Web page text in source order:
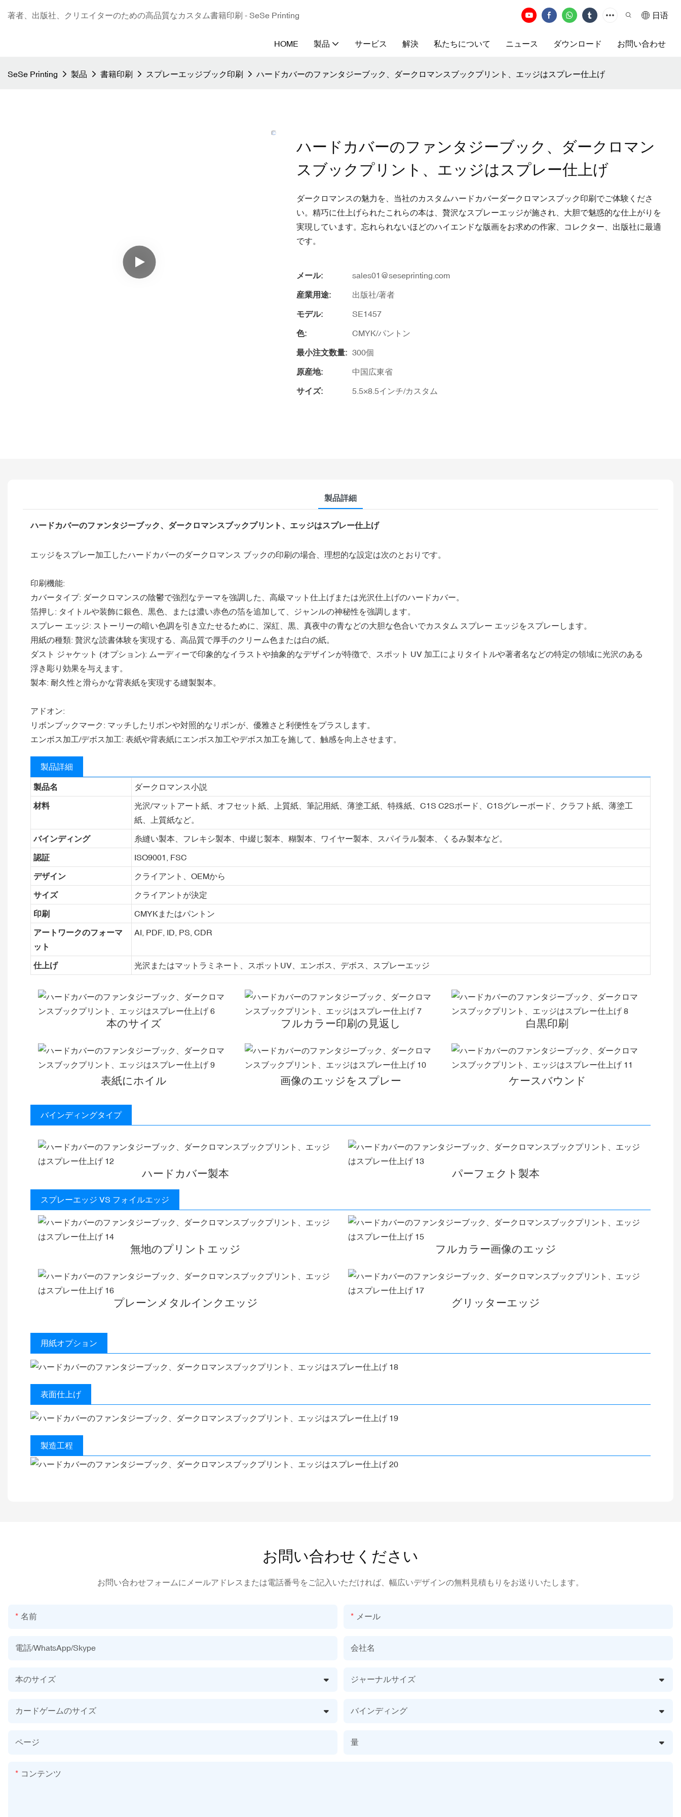
著者、出版社、クリエイターのための高品質なカスタム書籍印刷 - SeSe Printing 日语
HOME 製品 サービス 解決 私たちについて ニュース ダウンロード お問い合わせ
SeSe Printing 製品 書籍印刷 スプレーエッジブック印刷 ハードカバーのファンタジーブック、ダークロマンスブックプリント、エッジはスプレー仕上げ
ハードカバーのファンタジーブック、ダークロマン
スブックプリント、エッジはスプレー仕上げ
ダークロマンスの魅力を、当社のカスタムハードカバーダークロマンスブック印刷でご体験くださ
い。精巧に仕上げられたこれらの本は、贅沢なスプレーエッジが施され、大胆で魅惑的な仕上がりを
実現しています。忘れられないほどのハイエンドな版画をお求めの作家、コレクター、出版社に最適
です。
メール: sales01@seseprinting.com
産業用途: 出版社/著者
モデル: SE1457
色: CMYK/パントン
最小注文数量: 300個
原産地: 中国広東省
サイズ: 5.5×8.5インチ/カスタム
製品詳細
ハードカバーのファンタジーブック、ダークロマンスブックプリント、エッジはスプレー仕上げ
エッジをスプレー加工したハードカバーのダークロマンス ブックの印刷の場合、理想的な設定は次のとおりです。
印刷機能:
カバータイプ: ダークロマンスの陰鬱で強烈なテーマを強調した、高級マット仕上げまたは光沢仕上げのハードカバー。
箔押し: タイトルや装飾に銀色、黒色、または濃い赤色の箔を追加して、ジャンルの神秘性を強調します。
スプレー エッジ: ストーリーの暗い色調を引き立たせるために、深紅、黒、真夜中の青などの大胆な色合いでカスタム スプレー エッジをスプレーします。
用紙の種類: 贅沢な読書体験を実現する、高品質で厚手のクリーム色または白の紙。
ダスト ジャケット (オプション): ムーディーで印象的なイラストや抽象的なデザインが特徴で、スポット UV 加工によりタイトルや著者名などの特定の領域に光沢のある
浮き彫り効果を与えます。
製本: 耐久性と滑らかな背表紙を実現する縫製製本。
アドオン:
リボンブックマーク: マッチしたリボンや対照的なリボンが、優雅さと利便性をプラスします。
エンボス加工/デボス加工: 表紙や背表紙にエンボス加工やデボス加工を施して、触感を向上させます。
製品詳細
製品名 ダークロマンス小説
材料
光沢/マットアート紙、オフセット紙、上質紙、筆記用紙、薄塗工紙、特殊紙、C1S C2Sボード、C1Sグレーボード、クラフト紙、薄塗工
紙、上質紙など。
バインディング 糸縫い製本、フレキシ製本、中綴じ製本、糊製本、ワイヤー製本、スパイラル製本、くるみ製本など。
認証 ISO9001, FSC
デザイン クライアント、OEMから
サイズ クライアントが決定
印刷 CMYKまたはパントン
アートワークのフォーマ
ット
AI, PDF, ID, PS, CDR
仕上げ 光沢またはマットラミネート、スポットUV、エンボス、デボス、スプレーエッジ
本のサイズ フルカラー印刷の見返し 白黒印刷
表紙にホイル 画像のエッジをスプレー ケースバウンド
バインディングタイプ
ハードカバー製本 パーフェクト製本
スプレーエッジ VS フォイルエッジ
無地のプリントエッジ フルカラー画像のエッジ
プレーンメタルインクエッジ グリッターエッジ
用紙オプション
表面仕上げ
製造工程
お問い合わせください
お問い合わせフォームにメールアドレスまたは電話番号をご記入いただければ、幅広いデザインの無料見積もりをお送りいたします。
名前 メール
電話/WhatsApp/Skype 会社名
本のサイズ ジャーナルサイズ
カードゲームのサイズ バインディング
ページ 量
コンテンツ